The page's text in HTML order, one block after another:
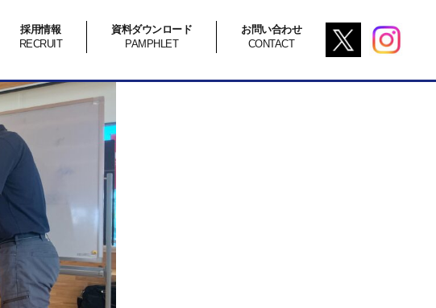
採用情報
RECRUIT
資料ダウンロード
PAMPHLET
お問い合わせ
CONTACT